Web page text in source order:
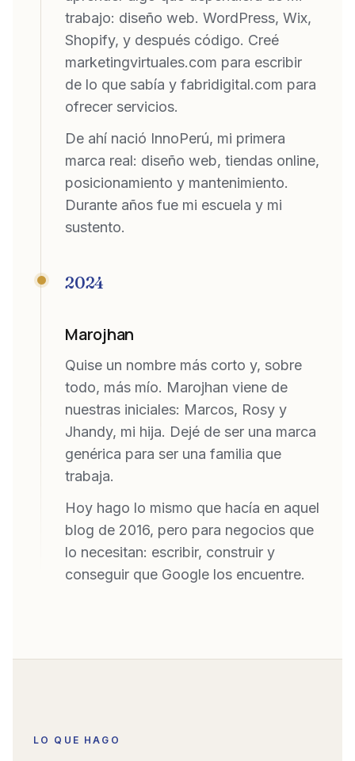
trabajo: diseño web. WordPress, Wix,
Shopify, y después código. Creé
marketingvirtuales.com para escribir
de lo que sabía y fabridigital.com para
ofrecer servicios.
De ahí nació InnoPerú, mi primera
marca real: diseño web, tiendas online,
posicionamiento y mantenimiento.
Durante años fue mi escuela y mi
sustento.
2024
Marojhan
Quise un nombre más corto y, sobre
todo, más mío. Marojhan viene de
nuestras iniciales: Marcos, Rosy y
Jhandy, mi hija. Dejé de ser una marca
genérica para ser una familia que
trabaja.
Hoy hago lo mismo que hacía en aquel
blog de 2016, pero para negocios que
lo necesitan: escribir, construir y
conseguir que Google los encuentre.
LO QUE HAGO